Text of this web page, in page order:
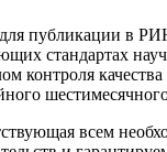
публикации в
стандартах
контроля
всем